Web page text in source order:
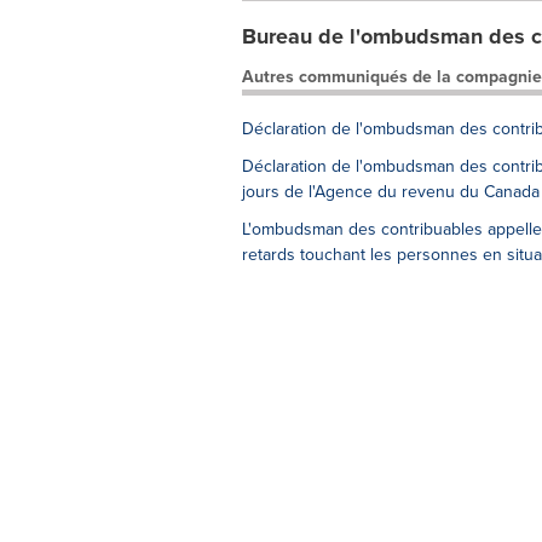
Bureau de l'ombudsman des
Autres communiqués de la compagnie
Déclaration de l'ombudsman des
Déclaration de l'ombudsman des
jours de l'Agence du revenu du Canada
L'ombudsman des contribuables
retards touchant les personnes en